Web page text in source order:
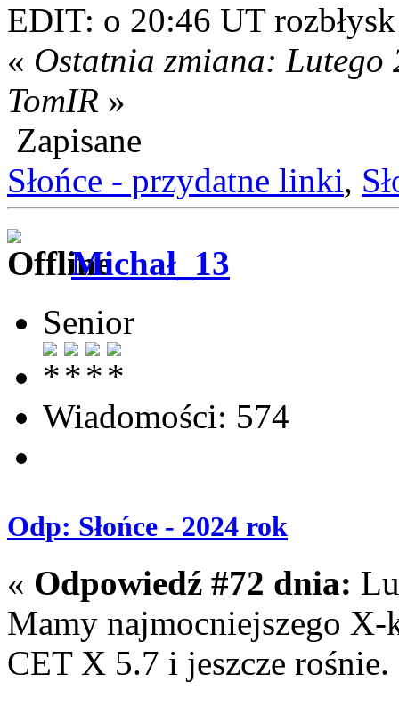
EDIT: o 20:46 UT
« Ostatnia zmiana: Lutego
TomIR »
Zapisane
Słońce - przydatne linki,
Michał_13
Senior
Wiadomości: 574
Odp: Słońce - 2024 rok
« Odpowiedź #72 dnia:
Mamy najmocniejszego
CET X 5.7 i jeszcze rośnie.